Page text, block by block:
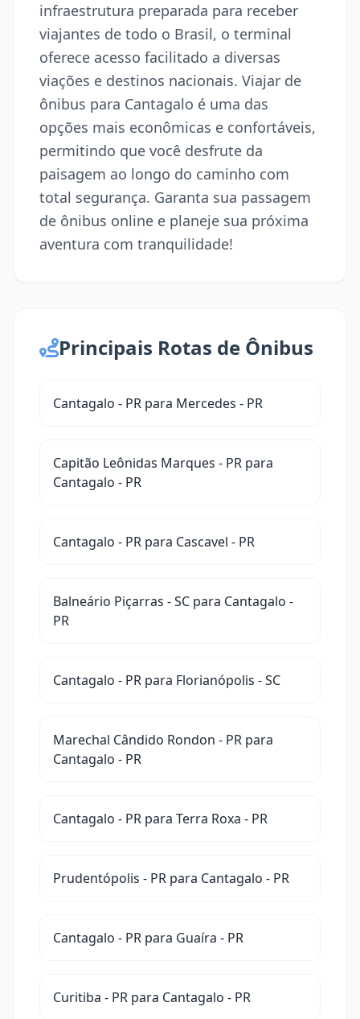
infraestrutura preparada para receber
viajantes de todo o Brasil, o terminal
oferece acesso facilitado a diversas
viações e destinos nacionais. Viajar de
ônibus para Cantagalo é uma das
opções mais econômicas e confortáveis,
permitindo que você desfrute da
paisagem ao longo do caminho com
total segurança. Garanta sua passagem
de ônibus online e planeje sua próxima
aventura com tranquilidade!
Principais Rotas de Ônibus
Cantagalo - PR para Mercedes - PR
Capitão Leônidas Marques - PR para
Cantagalo - PR
Cantagalo - PR para Cascavel - PR
Balneário Piçarras - SC para Cantagalo -
PR
Cantagalo - PR para Florianópolis - SC
Marechal Cândido Rondon - PR para
Cantagalo - PR
Cantagalo - PR para Terra Roxa - PR
Prudentópolis - PR para Cantagalo - PR
Cantagalo - PR para Guaíra - PR
Curitiba - PR para Cantagalo - PR